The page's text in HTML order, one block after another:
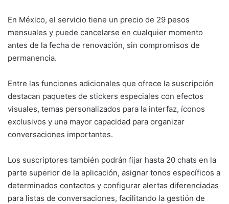
En México, el servicio tiene un precio de 29 pesos
mensuales y puede cancelarse en cualquier momento
antes de la fecha de renovación, sin compromisos de
permanencia.
Entre las funciones adicionales que ofrece la suscripción
destacan paquetes de stickers especiales con efectos
visuales, temas personalizados para la interfaz, íconos
exclusivos y una mayor capacidad para organizar
conversaciones importantes.
Los suscriptores también podrán fijar hasta 20 chats en la
parte superior de la aplicación, asignar tonos específicos a
determinados contactos y configurar alertas diferenciadas
para listas de conversaciones, facilitando la gestión de